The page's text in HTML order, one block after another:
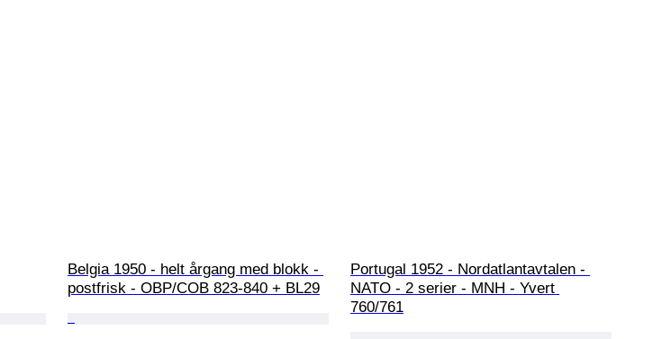
Belgia 1950 - helt årgang med blokk -
postfrisk - OBP/COB 823-840 + BL29
Portugal 1952 - Nordatlantavtalen -
NATO - 2 serier - MNH - Yvert
760/761